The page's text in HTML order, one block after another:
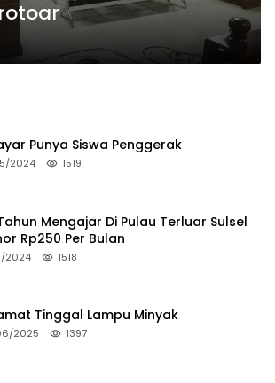
Punya Siswa Penggerak
2024 1519
Mengajar Di Pulau Terluar Sulsel
Rp250 Per Bulan
2024 1518
Tinggal Lampu Minyak
2025 1397